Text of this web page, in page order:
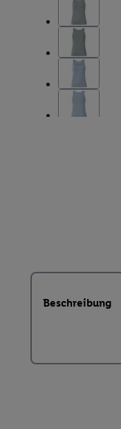
Beschreibung